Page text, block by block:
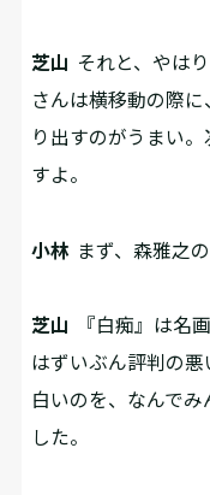
芝山 それと、やは
さんは横移動の際
り出すのがうまい
すよ。
小林 まず、森雅之
芝山
『白痴』は名
はずいぶん評判の
白いのを、なんで
した。